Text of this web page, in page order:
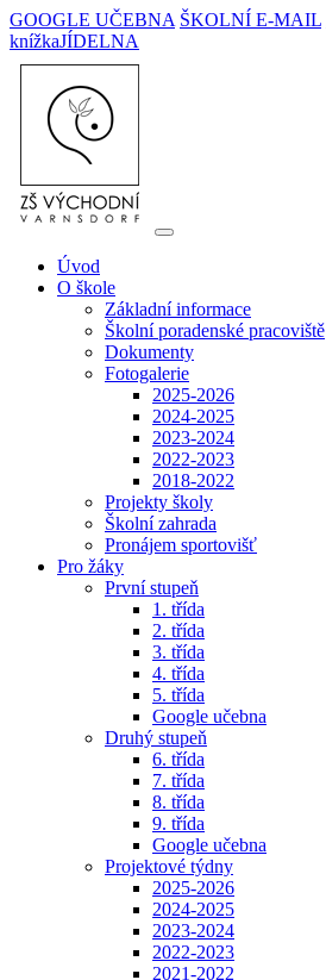
GOOGLE UČEBNA ŠKOLNÍ E-MAIL
knížkaJÍDELNA
Úvod
O škole
Základní informace
Školní poradenské pracoviště
Dokumenty
Fotogalerie
2025-2026
2024-2025
2023-2024
2022-2023
2018-2022
Projekty školy
Školní zahrada
Pronájem sportovišť
Pro žáky
První stupeň
1. třída
2. třída
3. třída
4. třída
5. třída
Google učebna
Druhý stupeň
6. třída
7. třída
8. třída
9. třída
Google učebna
Projektové týdny
2025-2026
2024-2025
2023-2024
2022-2023
2021-2022